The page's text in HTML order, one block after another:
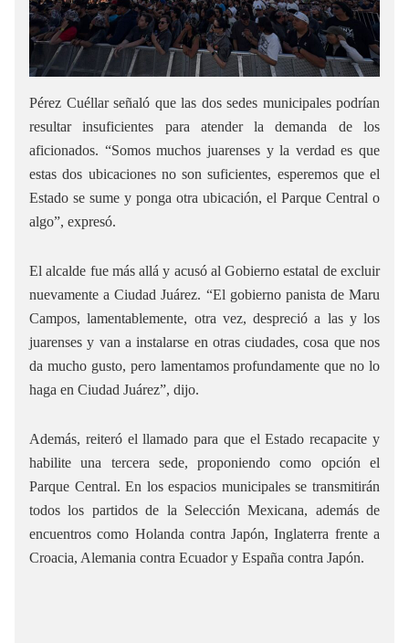
Pérez Cuéllar señaló que las dos sedes municipales podrían
resultar insuficientes para atender la demanda de los
aficionados. “Somos muchos juarenses y la verdad es que
estas dos ubicaciones no son suficientes, esperemos que el
Estado se sume y ponga otra ubicación, el Parque Central o
algo”, expresó.
El alcalde fue más allá y acusó al Gobierno estatal de excluir
nuevamente a Ciudad Juárez. “El gobierno panista de Maru
Campos, lamentablemente, otra vez, despreció a las y los
juarenses y van a instalarse en otras ciudades, cosa que nos
da mucho gusto, pero lamentamos profundamente que no lo
haga en Ciudad Juárez”, dijo.
Además, reiteró el llamado para que el Estado recapacite y
habilite una tercera sede, proponiendo como opción el
Parque Central. En los espacios municipales se transmitirán
todos los partidos de la Selección Mexicana, además de
encuentros como Holanda contra Japón, Inglaterra frente a
Croacia, Alemania contra Ecuador y España contra Japón.